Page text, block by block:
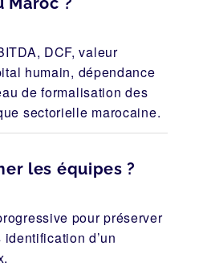
DCF, valeur
humain, dépendance
de formalisation des
sectorielle marocaine.
les équipes ?
pour préserver
d’un